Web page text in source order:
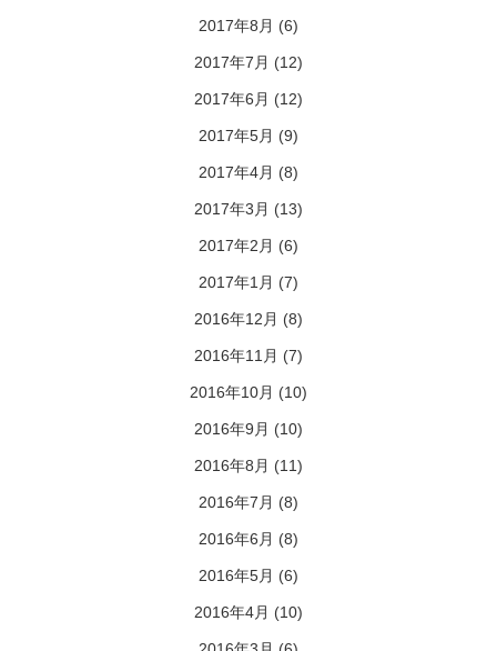
2017年8月 (6)
2017年7月 (12)
2017年6月 (12)
2017年5月 (9)
2017年4月 (8)
2017年3月 (13)
2017年2月 (6)
2017年1月 (7)
2016年12月 (8)
2016年11月 (7)
2016年10月 (10)
2016年9月 (10)
2016年8月 (11)
2016年7月 (8)
2016年6月 (8)
2016年5月 (6)
2016年4月 (10)